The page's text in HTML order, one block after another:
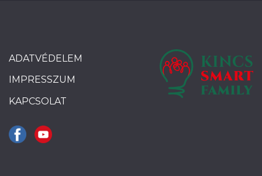
ADATVÉDELEM
IMPRESSZUM
KAPCSOLAT